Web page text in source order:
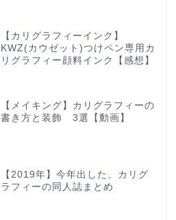
【カリグラフィーインク】
KWZ(カウゼット)つけペン専用カ
リグラフィー顔料インク【感想】
【メイキング】カリグラフィーの
書き方と装飾 3選【動画】
【2019年】今年出した、カリグ
ラフィーの同人誌まとめ